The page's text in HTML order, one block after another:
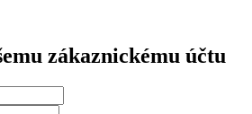
zákaznickému účtu